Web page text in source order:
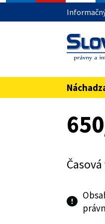
Táto
Buďte
pred